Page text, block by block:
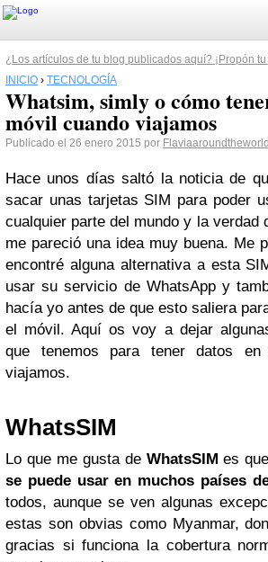
¿Los artículos de tu blog publicados aquí? ¡Propón
INICIO › TECNOLOGÍA
Whatsim, simly o cómo
móvil cuando viajamos
Publicado el 26 enero 2015 por Flaviaaroundtheworld
Hace unos días saltó la noticia de
sacar unas tarjetas SIM para poder
cualquier parte del mundo y la verdad
me pareció una idea muy buena. Me
encontré alguna alternativa a esta
usar su servicio de WhatsApp y
hacía yo antes de que esto saliera
el móvil. Aquí os voy a dejar
que tenemos para tener datos
viajamos.
WhatsSIM
Lo que me gusta de WhatsSIM es
se puede usar en muchos países
todos, aunque se ven algunas
estas son obvias como Myanmar,
gracias si funciona la cobertura